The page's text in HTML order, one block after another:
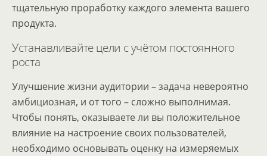
тщательную проработку каждого элемента вашего
продукта.
Устанавливайте цели с учётом постоянного
роста
Улучшение жизни аудитории – задача невероятно
амбициозная, и от того – сложно выполнимая.
Чтобы понять, оказываете ли вы положительное
влияние на настроение своих пользователей,
необходимо основывать оценку на измеряемых